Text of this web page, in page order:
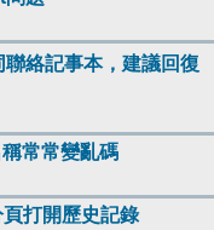
絡記事本，建議回復
常常變亂碼
打開歷史記錄